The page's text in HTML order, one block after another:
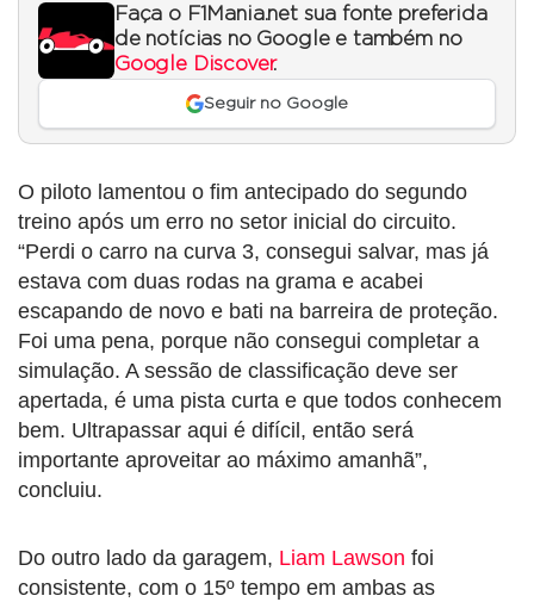
Faça o F1Mania.net sua fonte preferida
de notícias no Google e também no
Google Discover.
Seguir no Google
O piloto lamentou o fim antecipado do segundo
treino após um erro no setor inicial do circuito.
“Perdi o carro na curva 3, consegui salvar, mas já
estava com duas rodas na grama e acabei
escapando de novo e bati na barreira de proteção.
Foi uma pena, porque não consegui completar a
simulação. A sessão de classificação deve ser
apertada, é uma pista curta e que todos conhecem
bem. Ultrapassar aqui é difícil, então será
importante aproveitar ao máximo amanhã”,
concluiu.
Do outro lado da garagem, Liam Lawson foi
consistente, com o 15º tempo em ambas as